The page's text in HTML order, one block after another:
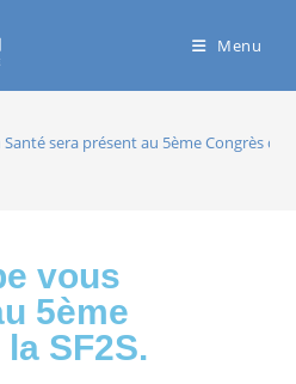
Menu
Santé sera présent au 5ème Congrès de
vous
5ème
SF2S.